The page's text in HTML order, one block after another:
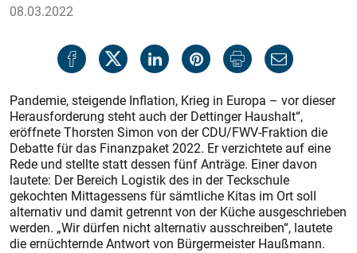
08.03.2022
Pandemie, steigende Inflation, Krieg in Europa – vor dieser
Herausforderung steht auch der Dettinger Haushalt“,
eröffnete Thorsten Simon von der CDU/FWV-Fraktion die
Debatte für das Finanzpaket 2022. Er verzichtete auf eine
Rede und stellte statt dessen fünf Anträge. Einer davon
lautete: Der Bereich Logistik des in der Teckschule
gekochten Mittagessens für sämtliche Kitas im Ort soll
alternativ und damit getrennt von der Küche ausgeschrieben
werden. „Wir dürfen nicht alternativ ausschreiben“, lautete
die ernüchternde Antwort von Bürgermeister Haußmann.